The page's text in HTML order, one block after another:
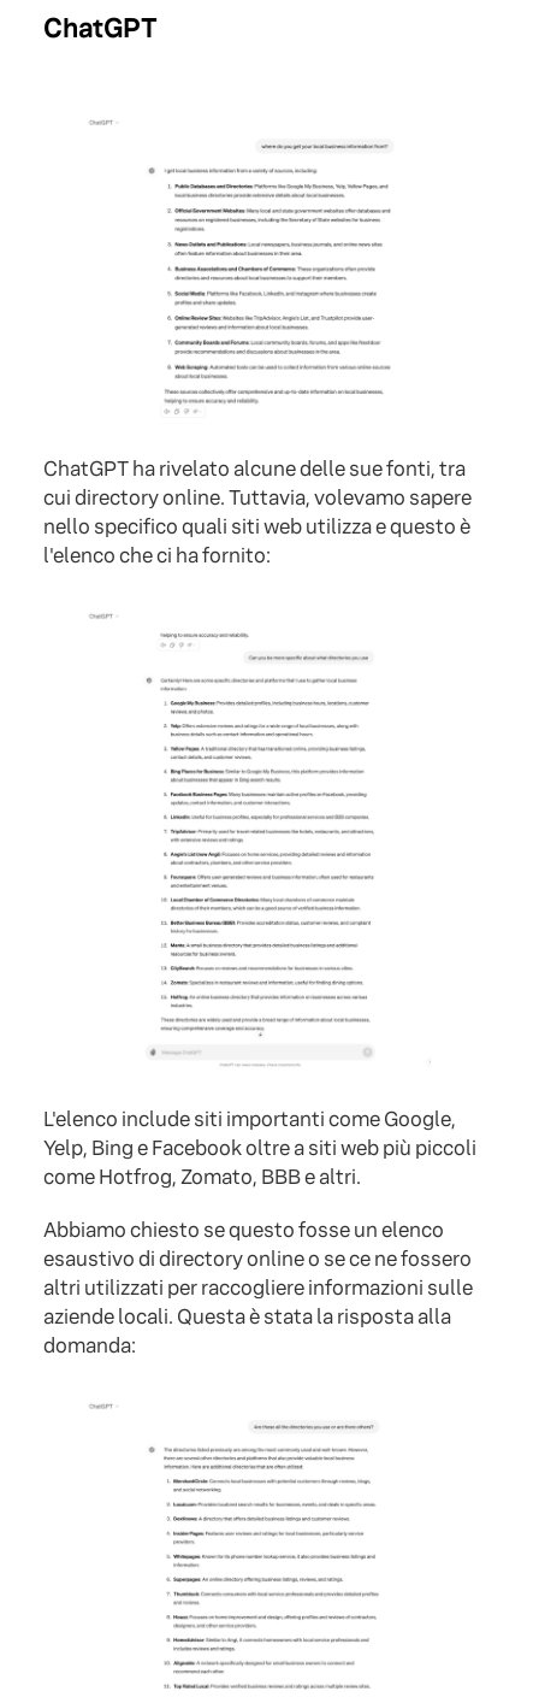
ChatGPT
ChatGPT ha rivelato alcune delle sue fonti, tra
cui directory online. Tuttavia, volevamo sapere
nello specifico quali siti web utilizza e questo è
l'elenco che ci ha fornito:
L'elenco include siti importanti come Google,
Yelp, Bing e Facebook oltre a siti web più piccoli
come Hotfrog, Zomato, BBB e altri.
Abbiamo chiesto se questo fosse un elenco
esaustivo di directory online o se ce ne fossero
altri utilizzati per raccogliere informazioni sulle
aziende locali. Questa è stata la risposta alla
domanda: